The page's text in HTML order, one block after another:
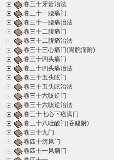
卷三十牙齿治法
卷三十一腰痛门
卷三十一腰痛治法
卷三十二腹痛门
卷三十二腹痛治法
卷三十三心痛门(胃脘痛附)
卷三十四头痛门
卷三十四头痛治法
卷三十五头眩门
卷三十五头眩治法
卷三十六咳逆门
卷三十六咳逆治法
卷三十七心下痞满门
卷三十八吐酸门(吞酸附)
卷三十九门
卷四十疠风门
卷四十一风痫门